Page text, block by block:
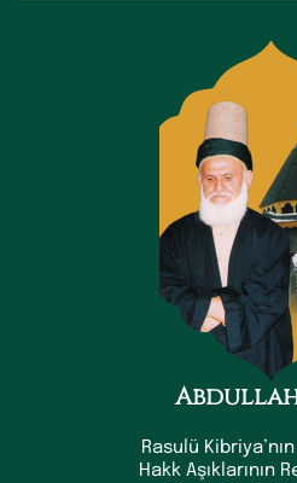
Abdullah
Rasulü
Hakk Aşıklarının